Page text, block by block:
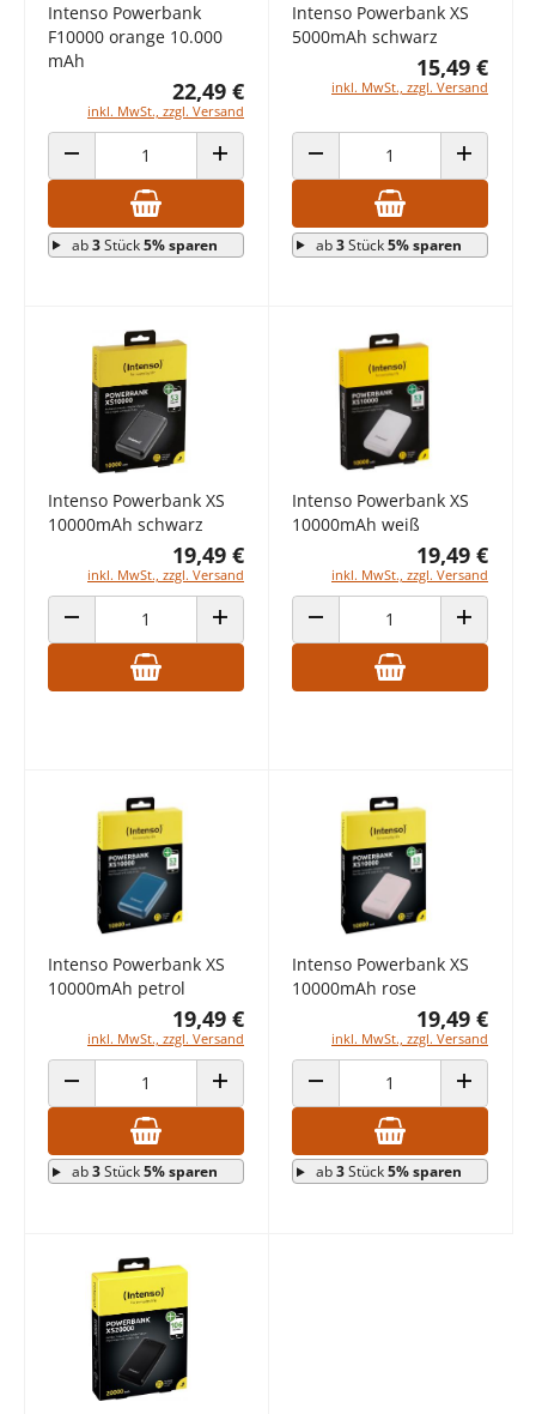
Intenso Powerbank
F10000 orange 10.000
mAh
22,49 €
inkl. MwSt., zzgl. Versand
ANZAHL VERRINGERN ANZAHL ERHÖHEN
ab3Stück5% sparen
Intenso Powerbank XS
5000mAh schwarz
15,49 €
inkl. MwSt., zzgl. Versand
ANZAHL VERRINGERN ANZAHL
ab3Stück5% sparen
Intenso Powerbank XS
10000mAh schwarz
19,49 €
inkl. MwSt., zzgl. Versand
ANZAHL VERRINGERN ANZAHL ERHÖHEN
Intenso Powerbank XS
10000mAh weiß
19,49 €
inkl. MwSt., zzgl. Versand
ANZAHL VERRINGERN ANZAHL
Intenso Powerbank XS
10000mAh petrol
19,49 €
inkl. MwSt., zzgl. Versand
ANZAHL VERRINGERN ANZAHL ERHÖHEN
ab3Stück5% sparen
Intenso Powerbank XS
10000mAh rose
19,49 €
inkl. MwSt., zzgl. Versand
ANZAHL VERRINGERN ANZAHL
ab3Stück5% sparen